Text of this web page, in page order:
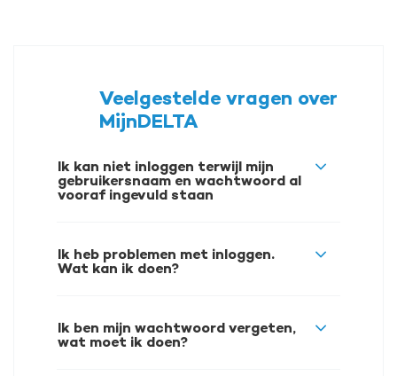
Veelgestelde vragen over
MijnDELTA
Ik kan niet inloggen terwijl mijn
gebruikersnaam en wachtwoord al
vooraf ingevuld staan
Ik heb problemen met inloggen.
Wat kan ik doen?
Ik ben mijn wachtwoord vergeten,
wat moet ik doen?